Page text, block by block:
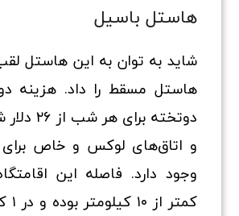
هاستل باسیل
شاید به توان به این هاستل
هاستل مسقط را داد. هزینه
دوتخته
و اتاق‌های لوکس و خاص برای
وجود دارد. فاصله این